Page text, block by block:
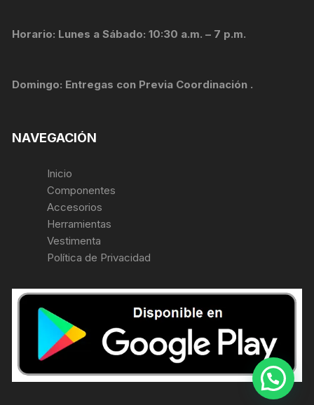
Horario: Lunes a Sábado: 10:30 a.m. – 7 p.m.
Domingo: Entregas con Previa Coordinación .
NAVEGACIÓN
Inicio
Componentes
Accesorios
Herramientas
Vestimenta
Política de Privacidad